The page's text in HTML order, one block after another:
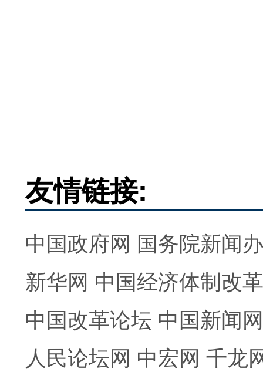
友情链接:
中国政府网 国务院新闻
新华网 中国经济体制改
中国改革论坛 中国新闻网
人民论坛网 中宏网 千龙